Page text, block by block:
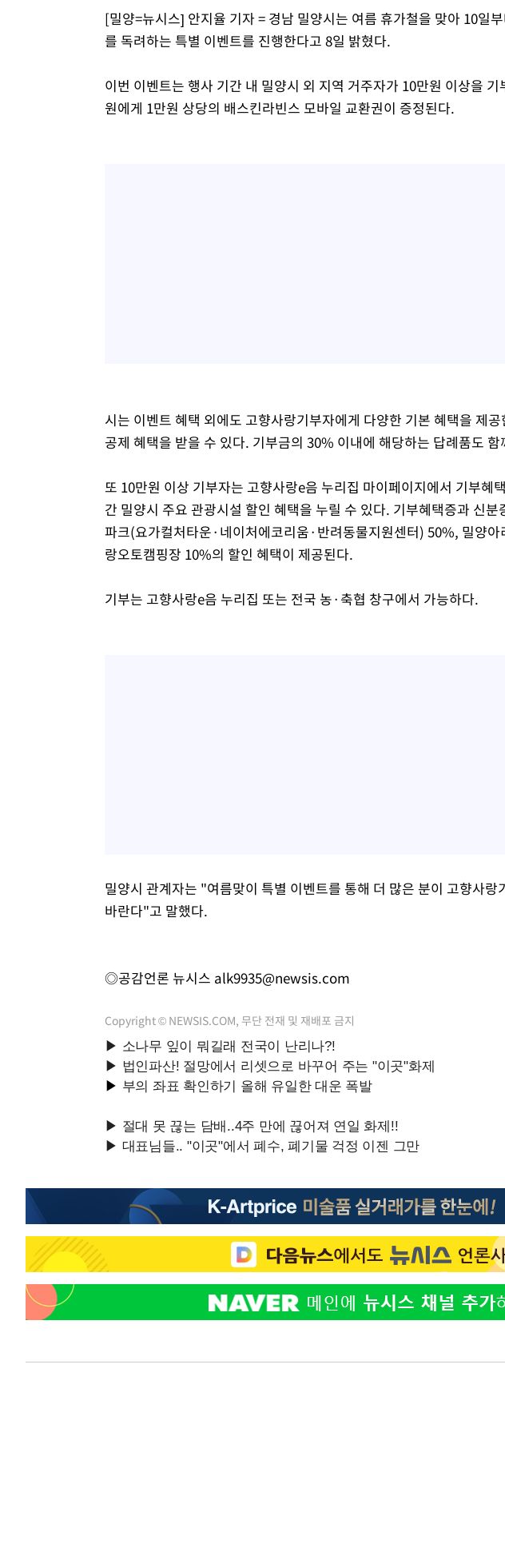
[밀양=뉴시스] 안지율 기자 = 경남 밀양시는 여름 휴가철을 맞아 10일
를 독려하는 특별 이벤트를 진행한다고 8일 밝혔다.
이번 이벤트는 행사 기간 내 밀양시 외 지역 거주자가 10만원 이상을
원에게 1만원 상당의 배스킨라빈스 모바일 교환권이 증정된다.
시는 이벤트 혜택 외에도 고향사랑기부자에게 다양한 기본 혜택을 제
공제 혜택을 받을 수 있다. 기부금의 30% 이내에 해당하는 답례품도 함
또 10만원 이상 기부자는 고향사랑e음 누리집 마이페이지에서 기부혜
간 밀양시 주요 관광시설 할인 혜택을 누릴 수 있다. 기부혜택증과 신
파크(요가컬처타운·네이처에코리움·반려동물지원센터) 50%, 밀양
랑오토캠핑장 10%의 할인 혜택이 제공된다.
기부는 고향사랑e음 누리집 또는 전국 농·축협 창구에서 가능하다.
밀양시 관계자는 "여름맞이 특별 이벤트를 통해 더 많은 분이 고향사랑
바란다"고 말했다.
◎공감언론 뉴시스 alk9935@newsis.com
Copyright © NEWSIS.COM, 무단 전재 및 재배포 금지